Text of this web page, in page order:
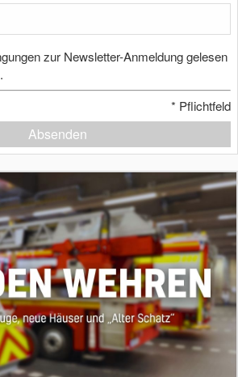
zur Newsletter-Anmeldung gelesen
* Pflichtfeld
Absenden